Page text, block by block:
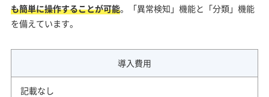
も簡単に操作することが可能。「異常検知」機能と「分類」機能
を備えています。
導入費用
記載なし